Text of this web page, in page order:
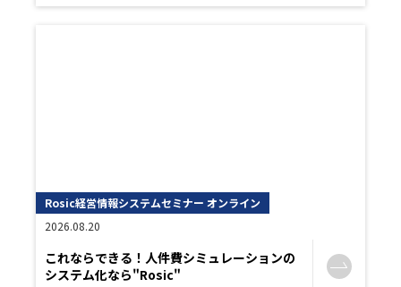
Rosic経営情報システムセミナー オンライン
2026.08.20
これならできる！人件費シミュレーションの
システム化なら"Rosic"